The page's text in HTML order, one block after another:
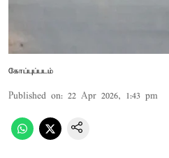
கோப்புப்படம்
Published on: 22 Apr 2026, 1:43 pm